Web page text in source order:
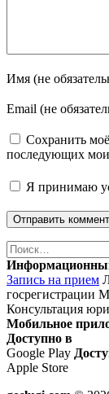
Имя (не
Email (не
Сохранить
последующих
Я принимаю
Поиск
Запись на прием
госрегистрации
Консультация
Мобильное
Доступно в
Google Play
Apple Store